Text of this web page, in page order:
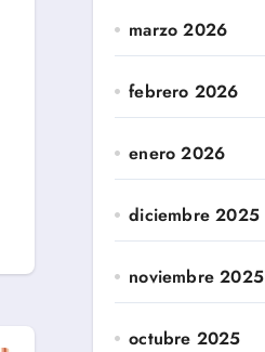
marzo 2026
febrero 2026
enero 2026
diciembre 2025
noviembre 2025
octubre 2025